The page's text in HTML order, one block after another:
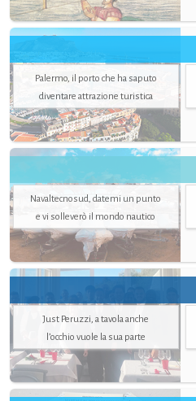
Palermo, il porto che ha saputo
diventare attrazione turistica
Navaltecnosud, datemi un punto
e vi solleverò il mondo nautico
Just Peruzzi, a tavola anche
l’occhio vuole la sua parte